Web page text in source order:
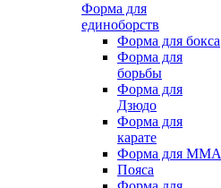
Форма для
единоборств
Форма для бокса
Форма для
борьбы
Форма для
Дзюдо
Форма для
карате
Форма для MMA
Пояса